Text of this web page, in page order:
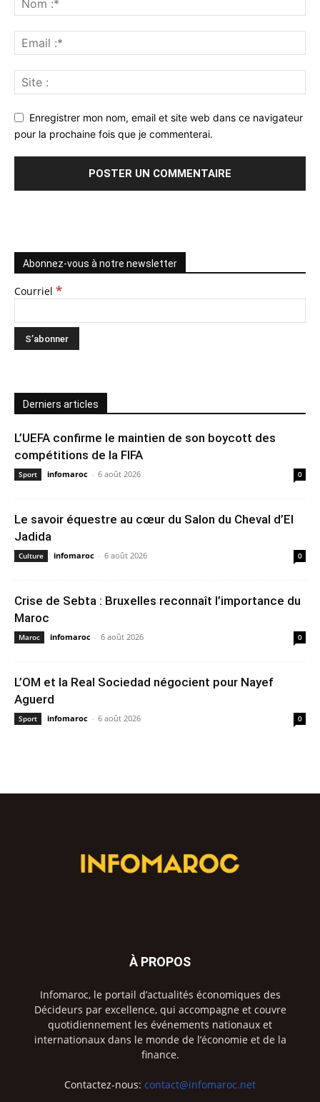
Enregistrer mon nom, email et site web dans ce navigateur
pour la prochaine fois que je commenterai.
Abonnez-vous à notre newsletter
Courriel *
Derniers articles
L’UEFA confirme le maintien de son boycott des
compétitions de la FIFA
Sport infomaroc - 6 août 2026 0
Le savoir équestre au cœur du Salon du Cheval d’El
Jadida
Culture infomaroc - 6 août 2026 0
Crise de Sebta : Bruxelles reconnaît l’importance du
Maroc
Maroc infomaroc - 6 août 2026 0
L’OM et la Real Sociedad négocient pour Nayef
Aguerd
Sport infomaroc - 6 août 2026 0
À PROPOS
Infomaroc, le portail d’actualités économiques des
Décideurs par excellence, qui accompagne et couvre
quotidiennement les événements nationaux et
internationaux dans le monde de l’économie et de la
finance.
Contactez-nous: contact@infomaroc.net